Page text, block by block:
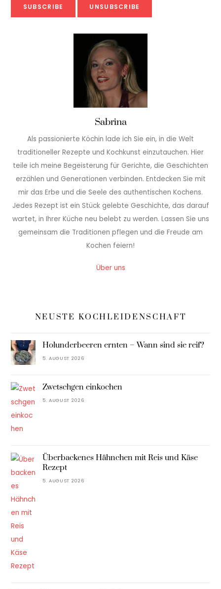
Sabrina
Als passionierte Köchin lade ich Sie ein, in die Welt
traditioneller Rezepte und Kochkunst einzutauchen. Hier
teile ich meine Begeisterung für Gerichte, die Geschichten
erzählen und Generationen verbinden. Entdecken Sie mit
mir das Erbe und die Seele des authentischen Kochens.
Jedes Rezept ist ein Stück gelebte Geschichte, das darauf
wartet, in Ihrer Küche neu belebt zu werden. Lassen Sie uns
gemeinsam die Traditionen pflegen und die Freude am
Kochen feiern!
Über uns
NEUSTE KOCHLEIDENSCHAFT
Holunderbeeren ernten – Wann sind sie reif?
5. AUGUST 2026
Zwetschgen einkochen
5. AUGUST 2026
Überbackenes Hähnchen mit Reis und Käse
Rezept
5. AUGUST 2026